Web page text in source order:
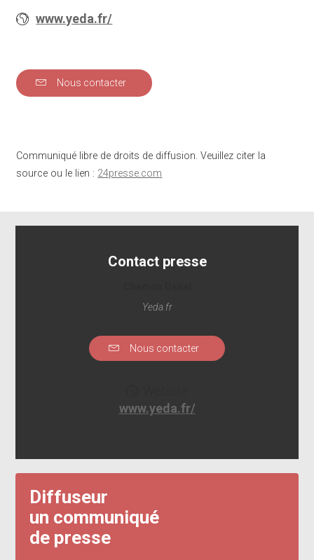
www.yeda.fr/
Nous contacter
Communiqué libre de droits de diffusion. Veuillez citer la
source ou le lien : 24presse.com
Contact presse
Yeda.fr
Nous contacter
www.yeda.fr/
Diffuseur
un communiqué
de presse